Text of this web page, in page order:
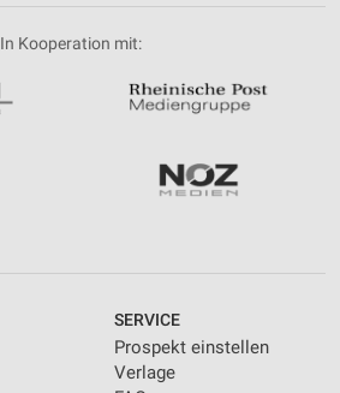
In Kooperation mit:
SERVICE
Prospekt einstellen
Verlage